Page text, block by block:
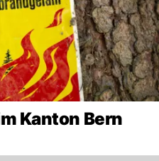
Kanton Bern